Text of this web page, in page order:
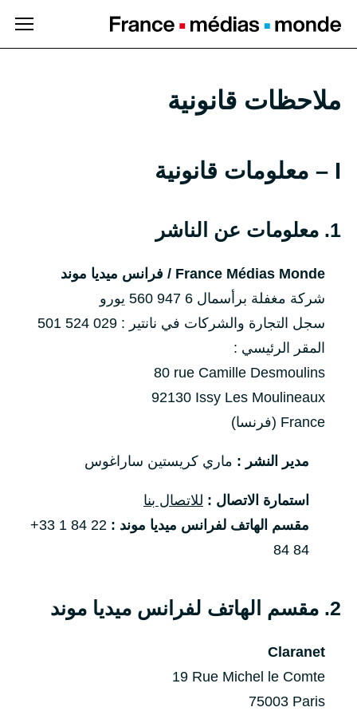
الانتقال إلى المحتوى
الرئيسي
ملاحظات قانونية
I – معلومات قانونية
1. معلومات عن الناشر
France Médias Monde / فرانس ميديا موند
شركة مغفلة برأسمال 6 947 560 يورو
سجل التجارة والشركات في نانتير : 501 524 029
المقر الرئيسي :
80 rue Camille Desmoulins
92130 Issy Les Moulineaux
France (فرنسا)
مدير النشر : ماري كريستين ساراغوس
استمارة الاتصال : للاتصال بنا
مقسم الهاتف لفرانس ميديا موند : +33 1 84 22
84 84
2. مقسم الهاتف لفرانس ميديا موند
Claranet
19 Rue Michel le Comte
75003 Paris